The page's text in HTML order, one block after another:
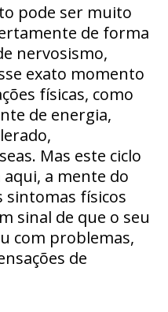
pode ser muito
de forma
nervosismo,
exato momento
físicas, como
de energia,
Mas este ciclo
a mente do
físicos
sinal de que o seu
com problemas,
de